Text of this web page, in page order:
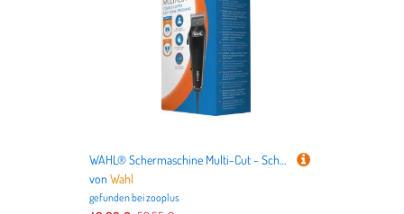
WAHL® Schermaschine Multi-Cut - Schermaschine inkl. Scherkopf
vonWahl
gefunden beizooplus